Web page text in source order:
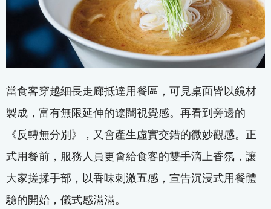
當食客穿越細長走廊抵達用餐區，可見桌面皆以鏡材
製成，富有無限延伸的遼闊視覺感。再看到旁邊的
《反轉無分別》，又會產生虛實交錯的微妙觀感。正
式用餐前，服務人員更會給食客的雙手滴上香氛，讓
大家搓揉手部，以香味刺激五感，宣告沉浸式用餐體
驗的開始，儀式感滿滿。